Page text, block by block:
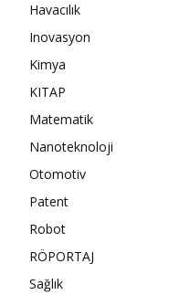
Havacılık
Inovasyon
Kimya
KITAP
Matematik
Nanoteknoloji
Otomotiv
Patent
Robot
RÖPORTAJ
Sağlık